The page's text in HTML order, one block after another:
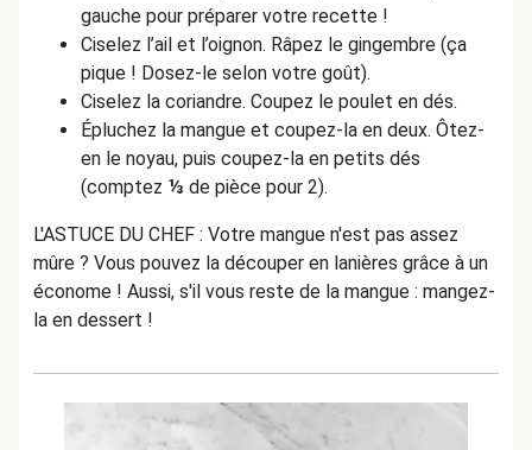
gauche pour préparer votre recette !
Ciselez l’ail et l’oignon. Râpez le gingembre (ça
pique ! Dosez-le selon votre goût).
Ciselez la coriandre. Coupez le poulet en dés.
Épluchez la mangue et coupez-la en deux. Ôtez-
en le noyau, puis coupez-la en petits dés
(comptez ⅓ de pièce pour 2).
L'ASTUCE DU CHEF : Votre mangue n'est pas assez
mûre ? Vous pouvez la découper en lanières grâce à un
économe ! Aussi, s'il vous reste de la mangue : mangez-
la en dessert !